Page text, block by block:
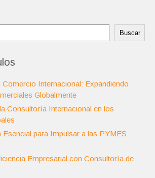
Buscar
Internacional: Expandiendo
Globalmente
Consultoría Internacional en los
para Impulsar a las PYMES
Empresarial con Consultoría de